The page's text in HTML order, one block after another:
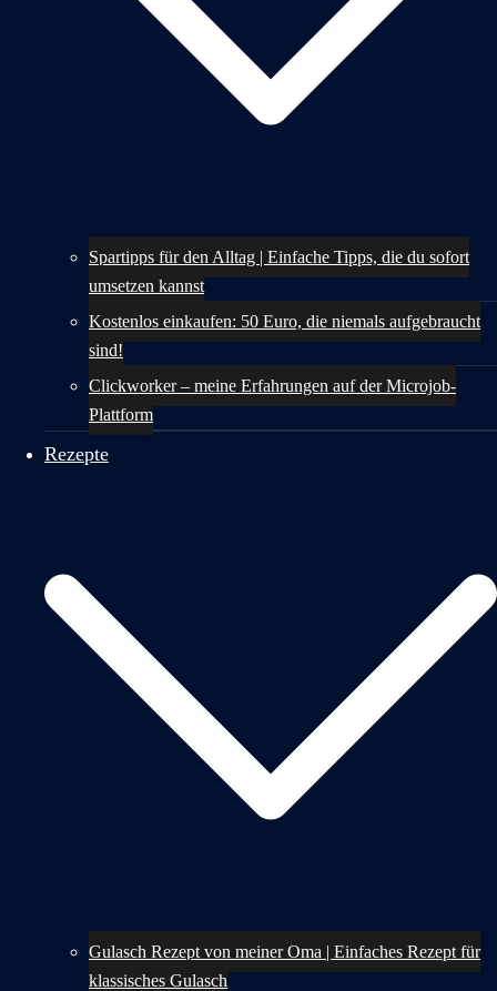
Spartipps für den Alltag | Einfache Tipps, die du sofort
umsetzen kannst
Kostenlos einkaufen: 50 Euro, die niemals aufgebraucht
sind!
Clickworker – meine Erfahrungen auf der Microjob-
Plattform
Rezepte
Gulasch Rezept von meiner Oma | Einfaches Rezept für
klassisches Gulasch